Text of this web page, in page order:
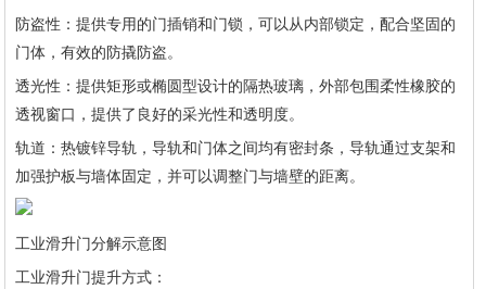
防盗性：提供专用的门插销和门锁，可以从内部锁定，配合坚固的
门体，有效的防撬防盗。
透光性：提供矩形或椭圆型设计的隔热玻璃，外部包围柔性橡胶的
透视窗口，提供了良好的采光性和透明度。
轨道：热镀锌导轨，导轨和门体之间均有密封条，导轨通过支架和
加强护板与墙体固定，并可以调整门与墙壁的距离。
工业滑升门分解示意图
工业滑升门提升方式：